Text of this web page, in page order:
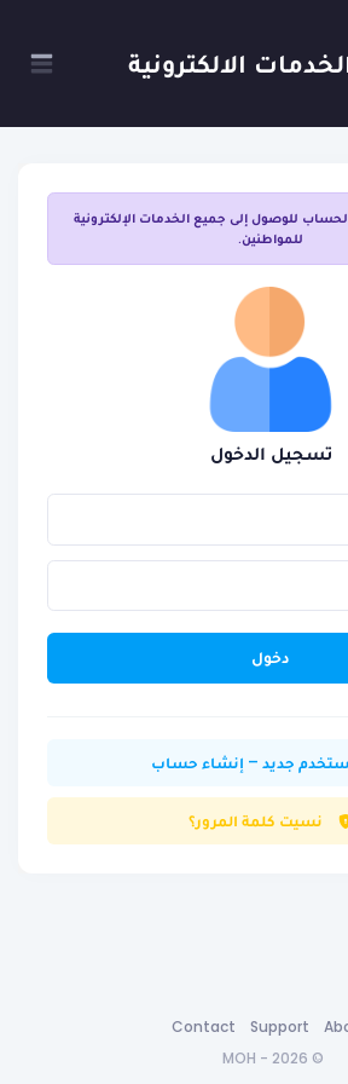
الالكترونية
للوصول إلى جميع الخدمات الإلكترونية
للمواطنين.
تسجيل الدخول
دخول
جديد – إنشاء حساب
نسيت كلمة المرور؟
© 2026 - MOH
Support
Contact